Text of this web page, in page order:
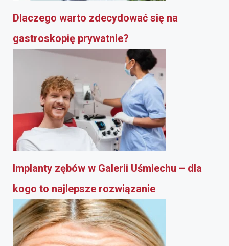
Dlaczego warto zdecydować się na
gastroskopię prywatnie?
Implanty zębów w Galerii Uśmiechu – dla
kogo to najlepsze rozwiązanie